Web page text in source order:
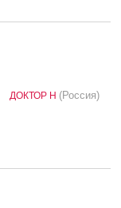
ДОКТОР Н (Россия)